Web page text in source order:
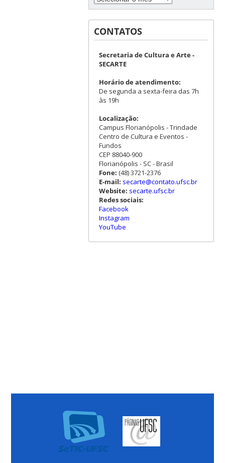
CONTATOS
Secretaria de Cultura e Arte -
SECARTE
Horário de atendimento:
De segunda a sexta-feira das 7h
às 19h
Localização:
Campus Florianópolis - Trindade
Centro de Cultura e Eventos -
Fundos
CEP 88040-900
Florianópolis - SC - Brasil
Fone: (48) 3721-2376
E-mail: secarte@contato.ufsc.br
Website: secarte.ufsc.br
Redes sociais:
Facebook
Instagram
YouTube